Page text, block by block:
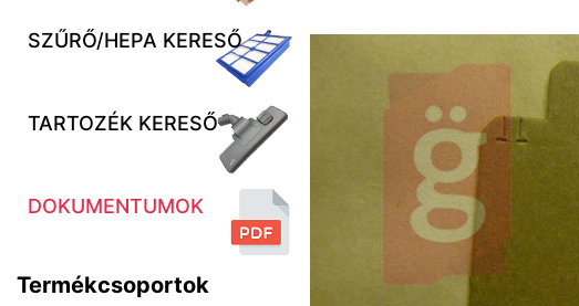
SZŰRŐ/HEPA KERESŐ
TARTOZÉK KERESŐ
DOKUMENTUMOK
Termékcsoportok